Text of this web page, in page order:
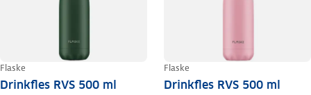
Flaske
Drinkfles RVS 500 ml
Flaske
Drinkfles RVS 500 ml